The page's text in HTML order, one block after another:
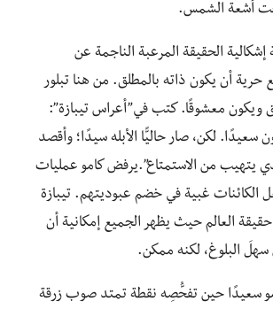
أشعة الشمس.
الحقيقة المرعبة الناجمة عن
حرية أن يكون ذاته بالمطلق. من هنا تبلور
ويكون معشوقًا. كتب في”أعراس تيبازة”:
سعيدًا. لكن، صار حاليًّا الأبله سيدًا؛ وأقصد
يتهيب من الاستمتاع”.يرفض كامو عمليات
الكائنات غبية في خضم عبوديتهم. تيبازة
حقيقة العالم حيث يظهر الجميع إمكانية أن
البلوغ، لكنه ممكن.
سعيدًا حين تفحُّصِه نقطة تمتد صوب زرقة